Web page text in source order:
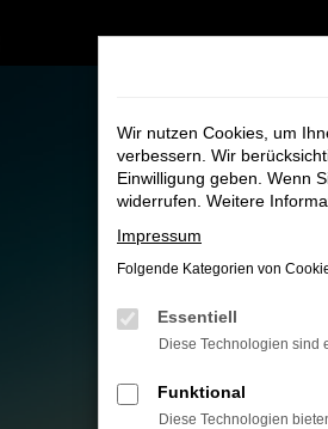
Bei uns
Wir nutzen Cookies, um
verbessern. Wir
Einwilligung geben. Wenn
widerrufen. Weitere
Impressum
Folgende Kategorien von
Essentiell
Diese Technologien sind
Funktional
Diese Technologien